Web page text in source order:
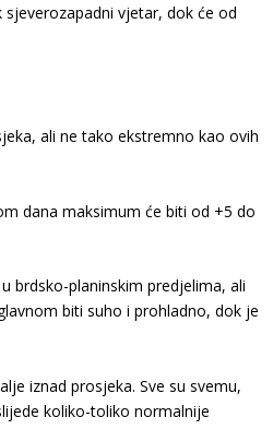
vjetar, dok će od
ali ne tako ekstremno kao ovih
dana maksimum će biti od +5 do
brdsko-planinskim predjelima, ali
biti suho i prohladno, dok je
iznad prosjeka. Sve su svemu,
koliko-toliko normalnije